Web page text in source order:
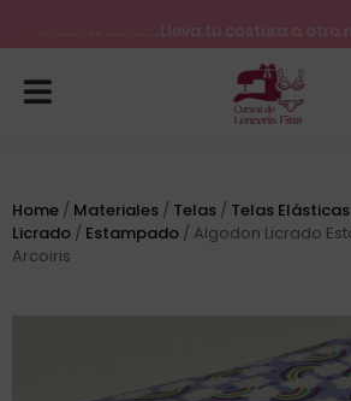
Consulta nuestros próximos inicios
Home / Materiales / Telas / Telas Elásticas
Licrado / Estampado / Algodon Licrado
Arcoiris